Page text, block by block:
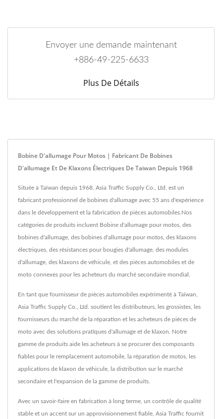
Envoyer une demande maintenant
+886-49-225-6633
Plus De Détails
Bobine D'allumage Pour Motos | Fabricant De Bobines
D'allumage Et De Klaxons Électriques De Taïwan Depuis 1968
Située à Taïwan depuis 1968, Asia Traffic Supply Co., Ltd. est un
fabricant professionnel de bobines d'allumage avec 55 ans d'expérience
dans le développement et la fabrication de pièces automobiles.Nos
catégories de produits incluent Bobine d'allumage pour motos, des
bobines d'allumage, des bobines d'allumage pour motos, des klaxons
électriques, des résistances pour bougies d'allumage, des modules
d'allumage, des klaxons de véhicule, et des pièces automobiles et de
moto connexes pour les acheteurs du marché secondaire mondial.
En tant que fournisseur de pièces automobiles expérimenté à Taïwan,
Asia Traffic Supply Co., Ltd. soutient les distributeurs, les grossistes, les
fournisseurs du marché de la réparation et les acheteurs de pièces de
moto avec des solutions pratiques d'allumage et de klaxon. Notre
gamme de produits aide les acheteurs à se procurer des composants
fiables pour le remplacement automobile, la réparation de motos, les
applications de klaxon de véhicule, la distribution sur le marché
secondaire et l'expansion de la gamme de produits.
Avec un savoir-faire en fabrication à long terme, un contrôle de qualité
stable et un accent sur un approvisionnement fiable, Asia Traffic fournit